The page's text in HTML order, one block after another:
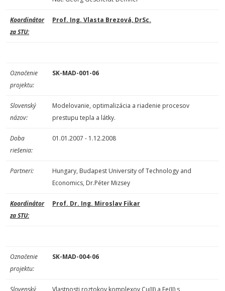
Koordinátor
za STU:
Prof. Ing. Vlasta Brezová, DrSc.
Označenie
projektu:
SK-MAD-001-06
Slovenský
názov:
Modelovanie, optimalizácia a riadenie procesov
prestupu tepla a látky.
Doba
riešenia:
01.01.2007 - 1.12.2008
Partneri:
Hungary, Budapest University of Technology and
Economics, Dr.Péter Mizsey
Koordinátor
za STU:
Prof. Dr. Ing. Miroslav Fikar
Označenie
projektu:
SK-MAD-004-06
Slovenský Vlastnosti roztokov komplexov Cu(II) a Fe(II) s